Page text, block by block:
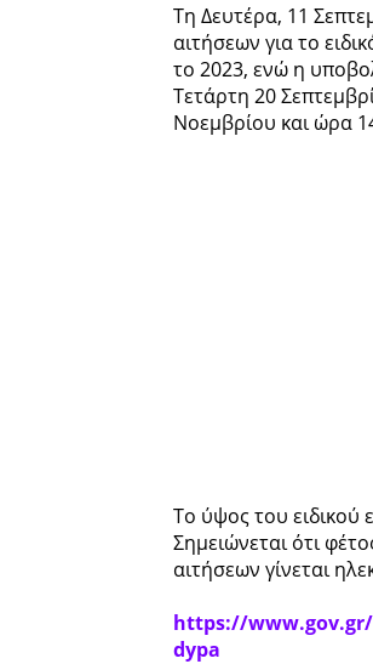
Τη Δευτέρα, 11
αιτήσεων για το
το 2023, ενώ η
Τετάρτη 20
Νοεμβρίου και ώρα
Το ύψος του ειδικού
Σημειώνεται ότι
αιτήσεων γίνεται
https://
dypa